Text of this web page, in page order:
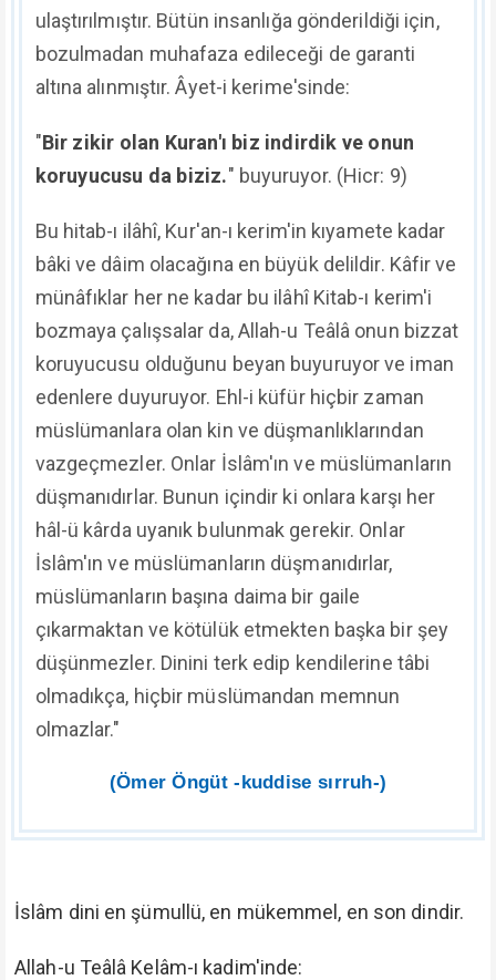
ulaştırılmıştır. Bütün insanlığa gönderildiği için,
bozulmadan muhafaza edileceği de garanti
altına alınmıştır. Âyet-i kerime'sinde:
"Bir zikir olan Kuran'ı biz indirdik ve onun
koruyucusu da biziz." buyuruyor. (Hicr: 9)
Bu hitab-ı ilâhî, Kur'an-ı kerim'in kıyamete kadar
bâki ve dâim olacağına en büyük delildir. Kâfir ve
münâfıklar her ne kadar bu ilâhî Kitab-ı kerim'i
bozmaya çalışsalar da, Allah-u Teâlâ onun bizzat
koruyucusu olduğunu beyan buyuruyor ve iman
edenlere duyuruyor. Ehl-i küfür hiçbir zaman
müslümanlara olan kin ve düşmanlıklarından
vazgeçmezler. Onlar İslâm'ın ve müslümanların
düşmanıdırlar. Bunun içindir ki onlara karşı her
hâl-ü kârda uyanık bulunmak gerekir. Onlar
İslâm'ın ve müslümanların düşmanıdırlar,
müslümanların başına daima bir gaile
çıkarmaktan ve kötülük etmekten başka bir şey
düşünmezler. Dinini terk edip kendilerine tâbi
olmadıkça, hiçbir müslümandan memnun
olmazlar."
(Ömer Öngüt -kuddise sırruh-)
İslâm dini en şümullü, en mükemmel, en son dindir.
Allah-u Teâlâ Kelâm-ı kadim'inde: